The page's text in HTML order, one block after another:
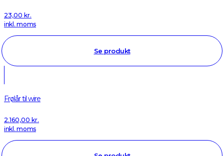
23,00 kr.
inkl. moms
Se produkt
Frølår til wire
2.160,00 kr.
inkl. moms